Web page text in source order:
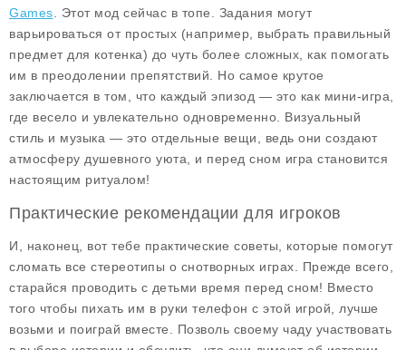
Games . Этот мод сейчас в топе. Задания могут
варьироваться от простых (например, выбрать правильный
предмет для котенка) до чуть более сложных, как помогать
им в преодолении препятствий. Но самое крутое
заключается в том, что каждый эпизод — это как мини-игра,
где весело и увлекательно одновременно. Визуальный
стиль и музыка — это отдельные вещи, ведь они создают
атмосферу душевного уюта, и перед сном игра становится
настоящим ритуалом!
Практические рекомендации для игроков
И, наконец, вот тебе практические советы, которые помогут
сломать все стереотипы о снотворных играх. Прежде всего,
старайся проводить с детьми время перед сном! Вместо
того чтобы пихать им в руки телефон с этой игрой, лучше
возьми и поиграй вместе. Позволь своему чаду участвовать